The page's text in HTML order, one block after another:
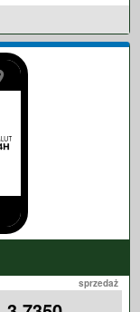
sprzedaż